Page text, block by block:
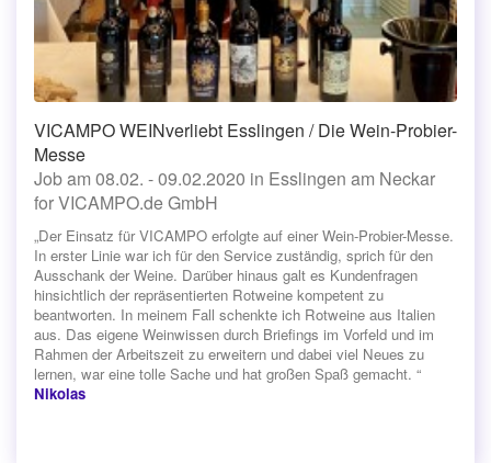
VICAMPO WEINverliebt Esslingen / Die Wein-Probier-
Messe
Job am 08.02. - 09.02.2020 in Esslingen am Neckar
for VICAMPO.de GmbH
„Der Einsatz für VICAMPO erfolgte auf einer Wein-Probier-Messe.
In erster Linie war ich für den Service zuständig, sprich für den
Ausschank der Weine. Darüber hinaus galt es Kundenfragen
hinsichtlich der repräsentierten Rotweine kompetent zu
beantworten. In meinem Fall schenkte ich Rotweine aus Italien
aus. Das eigene Weinwissen durch Briefings im Vorfeld und im
Rahmen der Arbeitszeit zu erweitern und dabei viel Neues zu
lernen, war eine tolle Sache und hat großen Spaß gemacht. “
Nikolas